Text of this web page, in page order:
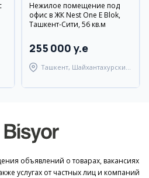
Нежилое помещение под
офис в ЖК Nest One E Blok,
Ташкент-Сити, 56 кв.м
255 000 y.e
Ташкент, Шайхантахурский
объявлений о товарах, вакансиях
услугах от частных лиц и компаний